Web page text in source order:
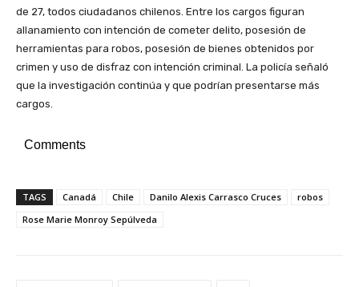
de 27, todos ciudadanos chilenos. Entre los cargos figuran
allanamiento con intención de cometer delito, posesión de
herramientas para robos, posesión de bienes obtenidos por
crimen y uso de disfraz con intención criminal. La policía señaló
que la investigación continúa y que podrían presentarse más
cargos.
Comments
TAGS Canadá Chile Danilo Alexis Carrasco Cruces
robos
Rose Marie Monroy Sepúlveda